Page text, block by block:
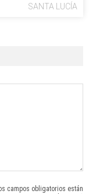
SANTA LUCÍA
campos obligatorios están